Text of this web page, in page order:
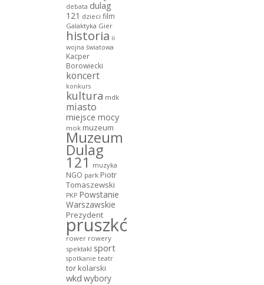
debata dulag
121 dzieci film
Galaktyka Gier
historia ii
wojna światowa
Kacper
Borowiecki
koncert
konkurs
kultura mdk
miasto
miejsce mocy
mok muzeum
Muzeum
Dulag
121 muzyka
NGO park Piotr
Tomaszewski
PKP Powstanie
Warszawskie
Prezydent
pruszków
rower rowery
spektakl sport
spotkanie teatr
tor kolarski
wkd wybory